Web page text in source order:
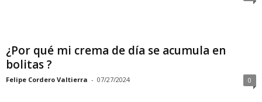
¿Por qué mi crema de día se acumula en
bolitas ?
Felipe Cordero Valtierra - 07/27/2024 0